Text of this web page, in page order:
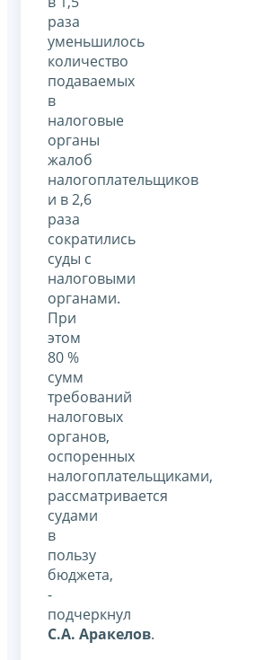
раза
уменьшилось
количество
подаваемых
в
налоговые
органы
жалоб
налогоплательщиков
и в 2,6
раза
сократились
суды с
налоговыми
органами.
При
этом
80 %
сумм
требований
налоговых
органов,
оспоренных
налогоплательщиками,
рассматривается
судами
в
пользу
бюджета,
-
подчеркнул
С.А. Аракелов.